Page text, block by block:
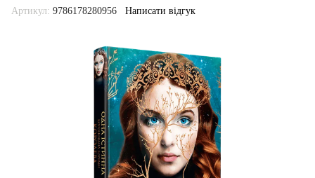
Артикул: 9786178280956 Написати відгук